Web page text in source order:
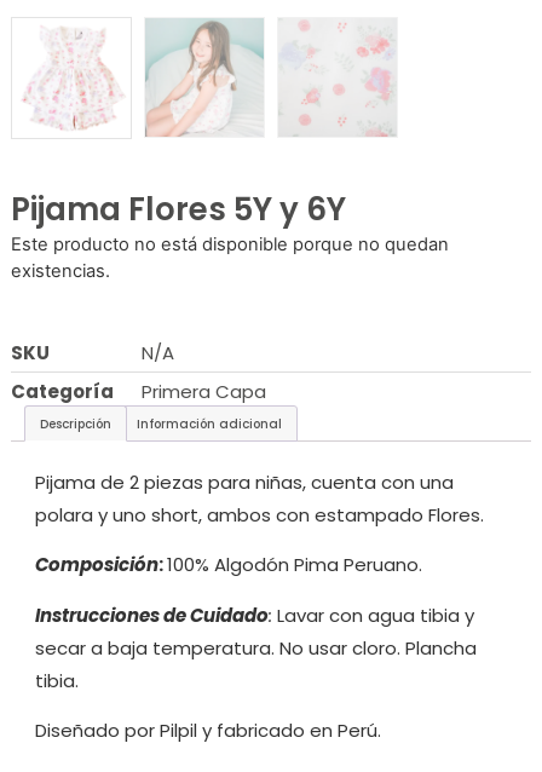
Pijama Flores 5Y y 6Y
Este producto no está disponible porque no quedan
existencias.
SKU
N/A
Categoría
Primera Capa
Descripción Información adicional
Pijama de 2 piezas para niñas, cuenta con una
polara y uno short, ambos con estampado Flores.
Composición:100% Algodón Pima Peruano.
Instrucciones de Cuidado: Lavar con agua tibia y
secar a baja temperatura. No usar cloro. Plancha
tibia.
Diseñado por Pilpil y fabricado en Perú.